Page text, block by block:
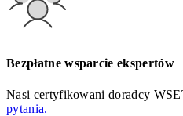
Bezpłatne wsparcie ekspertów
Nasi certyfikowani doradcy
pytania.